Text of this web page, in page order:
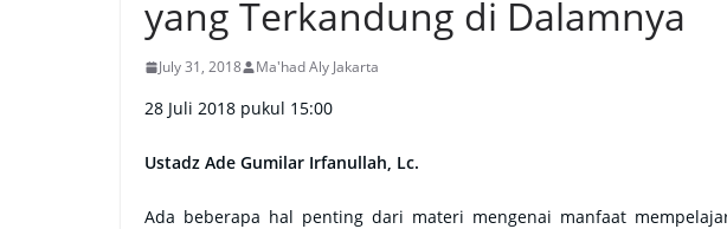
yang Terkandung di Dalamnya
July 31, 2018 Ma'had Aly Jakarta
28 Juli 2018 pukul 15:00
Ustadz Ade Gumilar Irfanullah, Lc.
Ada beberapa hal penting dari materi mengenai manfaat